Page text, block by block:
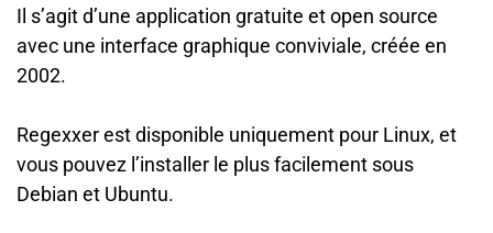
Il s’agit d’une application gratuite et open source
avec une interface graphique conviviale, créée en
2002.
Regexxer est disponible uniquement pour Linux, et
vous pouvez l’installer le plus facilement sous
Debian et Ubuntu.